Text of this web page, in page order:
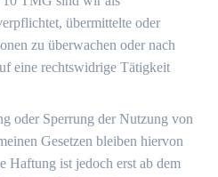
übermittelte oder
zu überwachen oder nach
eine rechtswidrige Tätigkeit
oder Sperrung der Nutzung von
Gesetzen bleiben hiervon
Haftung ist jedoch erst ab dem